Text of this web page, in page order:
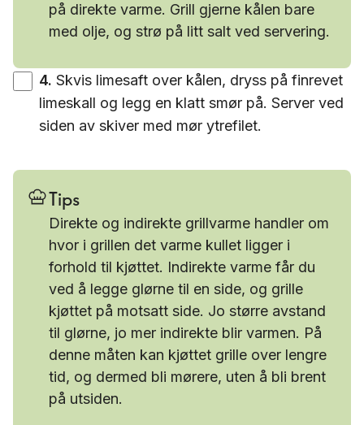
på direkte varme. Grill gjerne kålen bare
med olje, og strø på litt salt ved servering.
4. Skvis limesaft over kålen, dryss på finrevet
limeskall og legg en klatt smør på. Server ved
siden av skiver med mør ytrefilet.
Tips
Direkte og indirekte grillvarme handler om
hvor i grillen det varme kullet ligger i
forhold til kjøttet. Indirekte varme får du
ved å legge glørne til en side, og grille
kjøttet på motsatt side. Jo større avstand
til glørne, jo mer indirekte blir varmen. På
denne måten kan kjøttet grille over lengre
tid, og dermed bli mørere, uten å bli brent
på utsiden.